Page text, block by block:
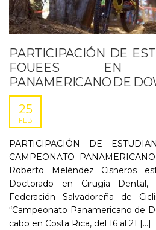
PARTICIPACIÓN DE
FOUEES EN
PANAMERICANO DE
25
FEB
PARTICIPACIÓN DE
CAMPEONATO
Roberto Meléndez Cisneros
Doctorado en Cirugía
Federación Salvadoreña de
“Campeonato Panamericano de
cabo en Costa Rica, del 16 al 21 [...]